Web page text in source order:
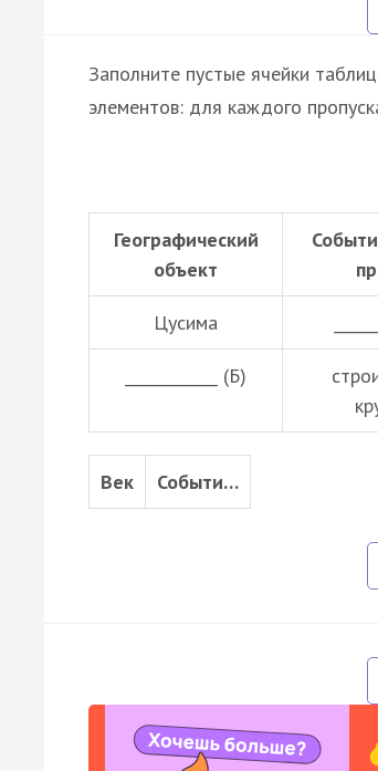
Заполните пустые ячейки
элементов: для каждого
Географический
объект
Цусима
____________ (Б)
Век Событи…